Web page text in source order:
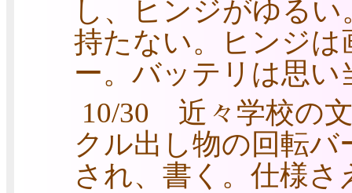
し、ヒンジがゆる
持たない。ヒンジ
ー。バッテリは思い
10/30 近々学校の
クル出し物の回転
され、書く。仕様